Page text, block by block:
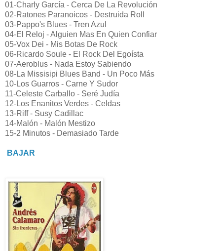
01-Charly García - Cerca De La Revolución
02-Ratones Paranoicos - Destruida Roll
03-Pappo's Blues - Tren Azul
04-El Reloj - Alguien Mas En Quien Confiar
05-Vox Dei - Mis Botas De Rock
06-Ricardo Soule - El Rock Del Egoísta
07-Aeroblus - Nada Estoy Sabiendo
08-La Missisipi Blues Band - Un Poco Más
10-Los Guarros - Carne Y Sudor
11-Celeste Carballo - Seré Judía
12-Los Enanitos Verdes - Celdas
13-Riff - Susy Cadillac
14-Malón - Malón Mestizo
15-2 Minutos - Demasiado Tarde
BAJAR